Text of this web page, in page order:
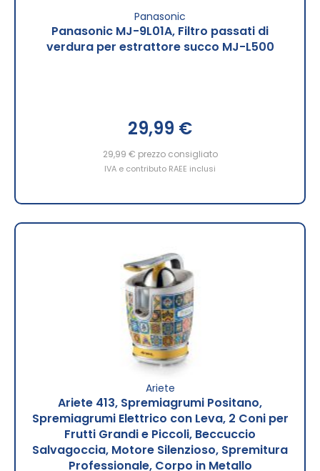
Panasonic
Panasonic MJ-9L01A, Filtro passati di
verdura per estrattore succo MJ-L500
29,99 €
29,99 € prezzo consigliato
IVA e contributo RAEE inclusi
Ariete
Ariete 413, Spremiagrumi Positano,
Spremiagrumi Elettrico con Leva, 2 Coni per
Frutti Grandi e Piccoli, Beccuccio
Salvagoccia, Motore Silenzioso, Spremitura
Professionale, Corpo in Metallo